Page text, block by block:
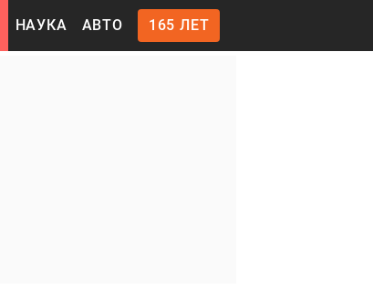
НАУКА АВТО 165 ЛЕТ